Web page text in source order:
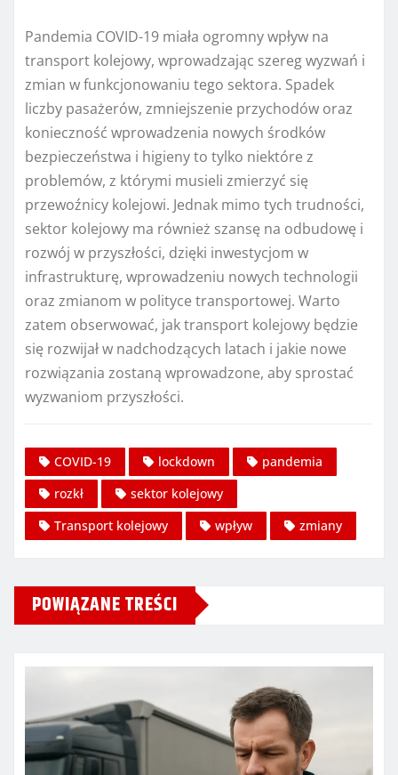
Pandemia COVID-19 miała ogromny wpływ na
transport kolejowy, wprowadzając szereg wyzwań i
zmian w funkcjonowaniu tego sektora. Spadek
liczby pasażerów, zmniejszenie przychodów oraz
konieczność wprowadzenia nowych środków
bezpieczeństwa i higieny to tylko niektóre z
problemów, z którymi musieli zmierzyć się
przewoźnicy kolejowi. Jednak mimo tych trudności,
sektor kolejowy ma również szansę na odbudowę i
rozwój w przyszłości, dzięki inwestycjom w
infrastrukturę, wprowadzeniu nowych technologii
oraz zmianom w polityce transportowej. Warto
zatem obserwować, jak transport kolejowy będzie
się rozwijał w nadchodzących latach i jakie nowe
rozwiązania zostaną wprowadzone, aby sprostać
wyzwaniom przyszłości.
COVID-19 lockdown
pandemia
rozkł
sektor kolejowy
Transport kolejowy
wpływ zmiany
POWIĄZANE TREŚCI